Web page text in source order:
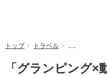
トップ トラベル 「グランピ
「グランピング